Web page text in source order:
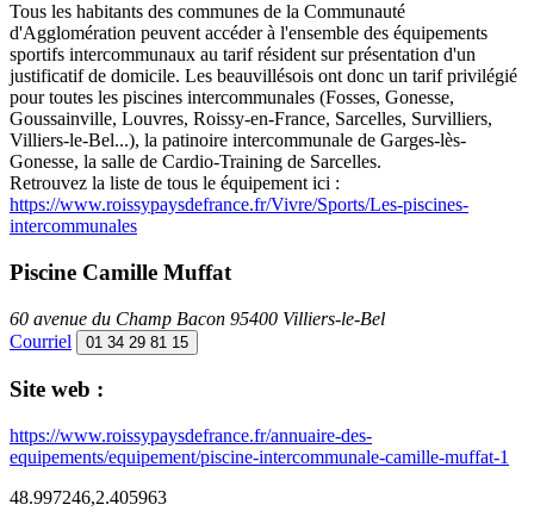
Tous les habitants des communes de la Communauté
d'Agglomération peuvent accéder à l'ensemble des équipements
sportifs intercommunaux au tarif résident sur présentation d'un
justificatif de domicile. Les beauvillésois ont donc un tarif privilégié
pour toutes les piscines intercommunales (Fosses, Gonesse,
Goussainville, Louvres, Roissy-en-France, Sarcelles, Survilliers,
Villiers-le-Bel...), la patinoire intercommunale de Garges-lès-
Gonesse, la salle de Cardio-Training de Sarcelles.
Retrouvez la liste de tous le équipement ici :
https://www.roissypaysdefrance.fr/Vivre/Sports/Les-piscines-
intercommunales
Piscine Camille Muffat
60 avenue du Champ Bacon 95400 Villiers-le-Bel
Courriel
01 34 29 81 15
Site web :
https://www.roissypaysdefrance.fr/annuaire-des-
equipements/equipement/piscine-intercommunale-camille-muffat-1
48.997246,2.405963